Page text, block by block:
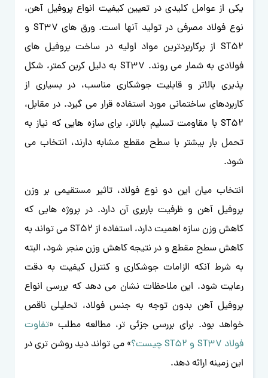
یکی از عوامل کلیدی در تعیین کیفیت انواع پروفیل آهن،
نوع فولاد مصرفی در تولید آنها است. ورق های ST37 و
ST52 از پرکاربردترین مواد اولیه در ساخت پروفیل های
فولادی به شمار می روند. ST37 به دلیل کربن کمتر، شکل
پذیری بالاتر و قابلیت جوشکاری مناسب، در بسیاری از
کاربردهای ساختمانی مورد استفاده قرار می گیرد. در مقابل،
ST52 با مقاومت تسلیم بالاتر، برای سازه هایی که نیاز به
تحمل بار بیشتر با سطح مقطع مشابه دارند، انتخاب می
شود.
انتخاب میان این دو نوع فولاد، تاثیر مستقیمی بر وزن
پروفیل آهن و ظرفیت باربری آن دارد. در پروژه هایی که
کاهش وزن سازه اهمیت دارد، استفاده از ST52 می تواند به
کاهش سطح مقطع و در نتیجه کاهش وزن منجر شود، البته
به شرط آنکه الزامات جوشکاری و کنترل کیفیت به دقت
رعایت شود. این ملاحظات نشان می دهد که بررسی انواع
پروفیل آهن بدون توجه به جنس فولاد، تحلیلی ناقص
خواهد بود. برای بررسی جزئی‌ تر، مطالعه مطلب «تفاوت
فولاد ST37 و ST52 چیست؟
» می‌ تواند دید روشن‌ تری در
این زمینه ارائه دهد.